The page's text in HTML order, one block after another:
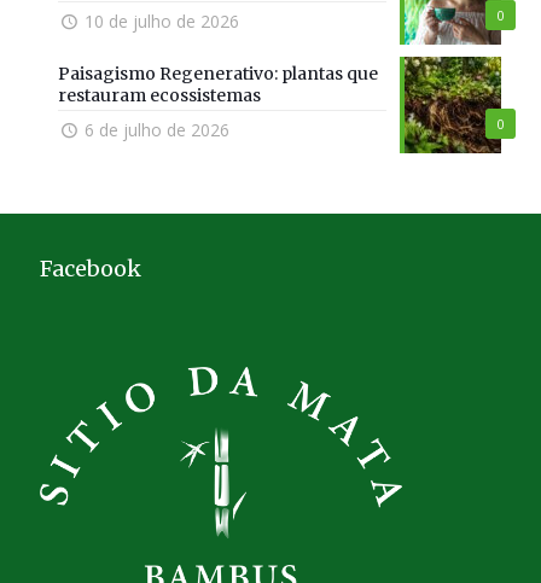
0
10 de julho de 2026
0
Paisagismo Regenerativo: plantas que
restauram ecossistemas
6 de julho de 2026
Facebook